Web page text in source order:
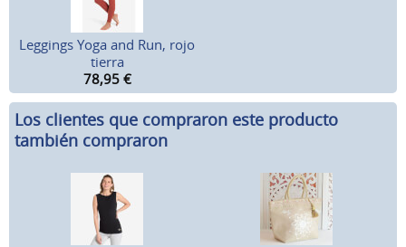
Leggings Yoga and Run, rojo
tierra
78,95 €
Los clientes que compraron este producto
también compraron